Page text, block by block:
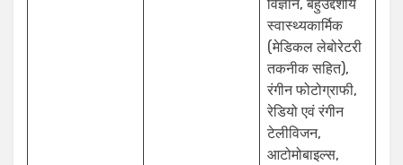
विज्ञान, बहुउद्देशीय
स्वास्थ्यकार्मिक
(मेडिकल लेबोरेटरी
तकनीक सहित),
रंगीन फोटोग्राफी,
रेडियो एवं रंगीन
टेलीविजन,
आटोमोबाइल्स,